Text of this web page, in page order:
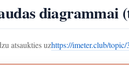
diagrammai
atsaukties uzhttps://imeter.club/topic/